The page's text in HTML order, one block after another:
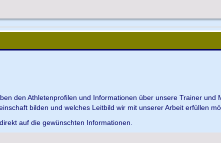
den Athletenprofilen und Informationen über unsere Trainer und
bilden und welches Leitbild wir mit unserer Arbeit erfüllen
auf die gewünschten Informationen.